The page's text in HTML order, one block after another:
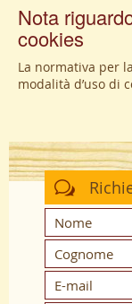
Nota
cookies
La normativa per
modalità d’uso di